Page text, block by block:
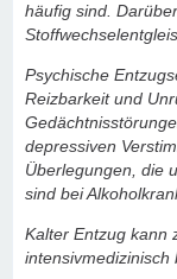
häufig sind.
Psychische
Reizbarkeit und
depressiven
Überlegungen, die
sind bei
Kalter Entzug kann
intensivmedizinisch